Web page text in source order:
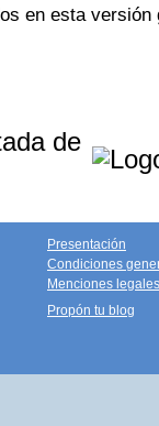
en esta versión
de
Presentación
Condiciones
Menciones legales
Propón tu blog